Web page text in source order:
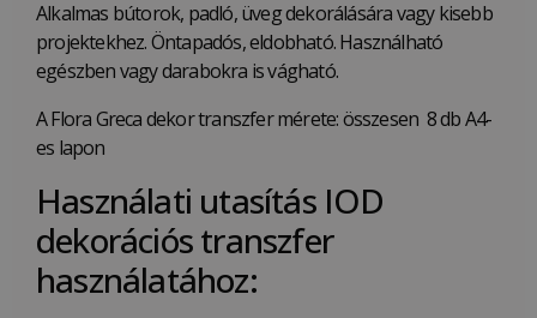
Alkalmas bútorok, padló, üveg dekorálására vagy kisebb
projektekhez. Öntapadós, eldobható. Használható
egészben vagy darabokra is vágható.
A Flora Greca dekor transzfer mérete: összesen 8 db A4-
es lapon
Használati utasítás IOD
dekorációs transzfer
használatához: